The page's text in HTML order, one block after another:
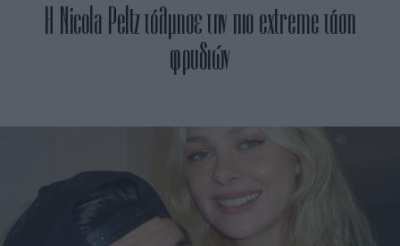
Η Nicola Peltz τόλμησε την πιο extreme τάση
φρυδιών